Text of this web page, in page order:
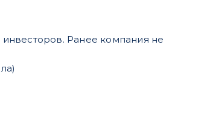
Ранее компания не